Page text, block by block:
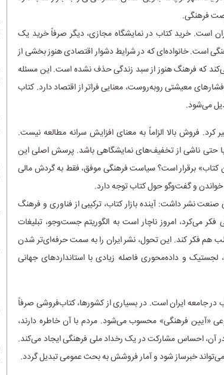
فرهنگی.
است. خرید کتاب در نمایشگاه مجازی، دیگر صرفاً خرید یک
است. خانواده‌ای که در شرایط دشوار اقتصادی هنوز بخشی از
که فرهنگ هنوز از سبد زندگی حذف نشده است. این مسئله
معیشتی روبه‌روست، معنایی فراتر از اقتصاد دارد. کتاب
می‌شود.
کرد. فروش بالا الزاماً به معنای افزایش سرانه مطالعه نیست.
حتی ناشی از تخفیف‌های نمایشگاهی باشد. پرسش اصلی این
برقرار است؟ سیاست فرهنگی موفق، فقط به گردش مالی
خواندن و گفت‌وگو حول کتاب توجه دارد.
نشر داشت: آینده بازار کتاب، ترکیبی از فناوری و فرهنگ
می‌کرد، امروز ناچار است به الگوریتم جست‌وجو، تبلیغات
هم فکر کند. این تحول، نشر ایران را به سمت حرفه‌ای‌تر شدن
و داده‌محوری فاصله زیادی با استانداردهای جهانی
در جامعه ایران است. در بسیاری از کشورها، کتاب‌فروشی صرفاً
«آیین فرهنگی» محسوب می‌شود. مردم با آن خاطره دارند،
آن، احساس مشارکت در یک رخداد ملی فرهنگی ایجاد می‌کند.
خبرساز شود و آمار فروشش به بحث عمومی تبدیل گردد.